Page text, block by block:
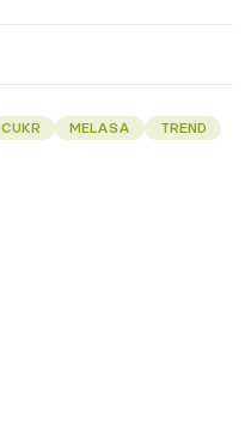
CUKR MELASA
TREND